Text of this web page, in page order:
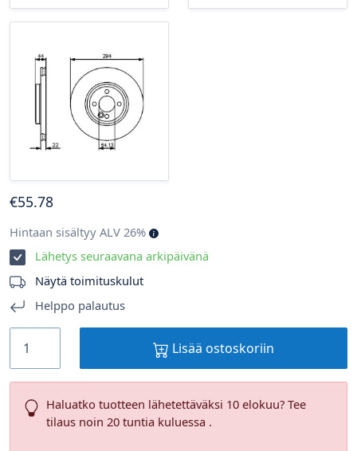
€55.78
Hintaan sisältyy ALV 26%
Lähetys seuraavana arkipäivänä
Näytä toimituskulut
Helppo palautus
Lisää ostoskoriin
Haluatko tuotteen lähetettäväksi 10 elokuu? Tee
tilaus noin 20 tuntia kuluessa .